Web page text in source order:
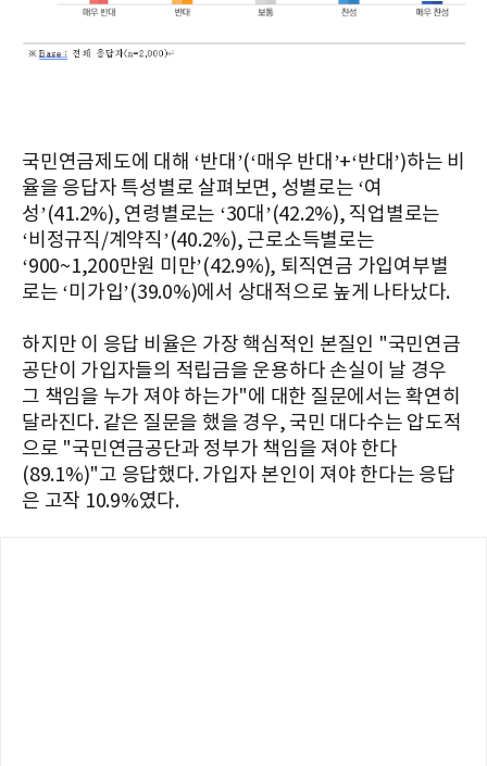
국민연금제도에 대해 ‘반대’(‘매우 반대’+‘반대’)하는 비
율을 응답자 특성별로 살펴보면, 성별로는 ‘여
성’(41.2%), 연령별로는 ‘30대’(42.2%), 직업별로는
‘비정규직/계약직’(40.2%), 근로소득별로는
‘900~1,200만원 미만’(42.9%), 퇴직연금 가입여부별
로는 ‘미가입’(39.0%)에서 상대적으로 높게 나타났다.
하지만 이 응답 비율은 가장 핵심적인 본질인 "국민연금
공단이 가입자들의 적립금을 운용하다 손실이 날 경우
그 책임을 누가 져야 하는가"에 대한 질문에서는 확연히
달라진다. 같은 질문을 했을 경우, 국민 대다수는 압도적
으로 "국민연금공단과 정부가 책임을 져야 한다
(89.1%)"고 응답했다. 가입자 본인이 져야 한다는 응답
은 고작 10.9%였다.